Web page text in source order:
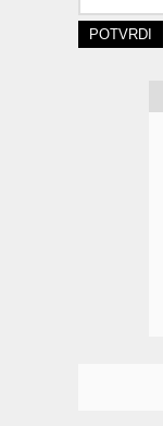
POTVRDI